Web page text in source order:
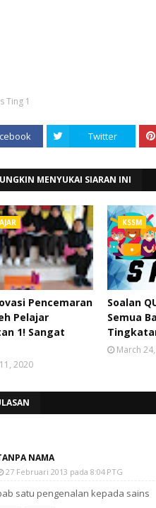
Ting 1
Twitter
MENYUKAI SIARAN INI
Pencemaran
Pelajar
1! Sangat
2020
KSSM
Soalan
Semua
March
NAMA
27 Februari 2013 pada 8:04 PTG
satu pengenalan kepada sains